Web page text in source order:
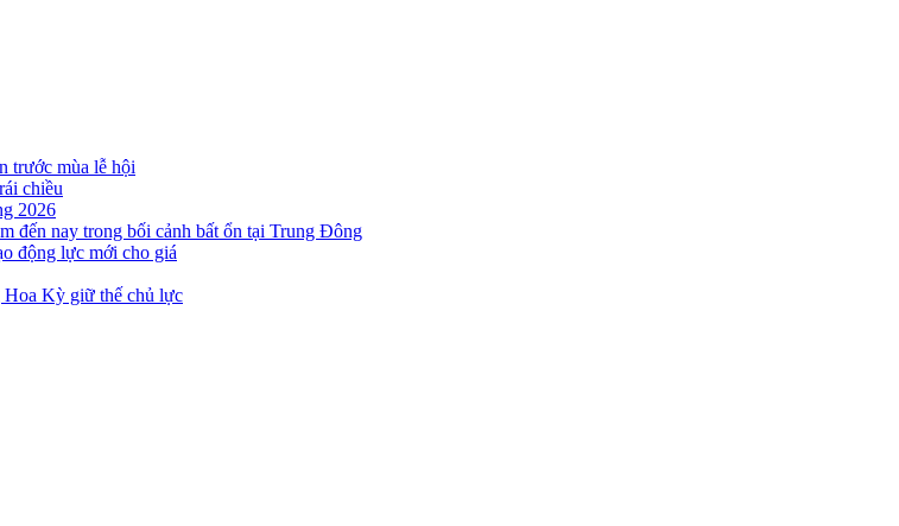
trước mùa lễ hội
chiều
2026
đến nay trong bối cảnh bất ổn tại Trung Đông
động lực mới cho giá
Hoa Kỳ giữ thế chủ lực